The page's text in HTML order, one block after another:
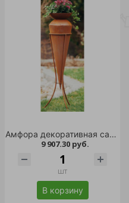
Амфора декоративная садовая АНТИК h-120см /1
9 907.30 руб.
шт
В корзину